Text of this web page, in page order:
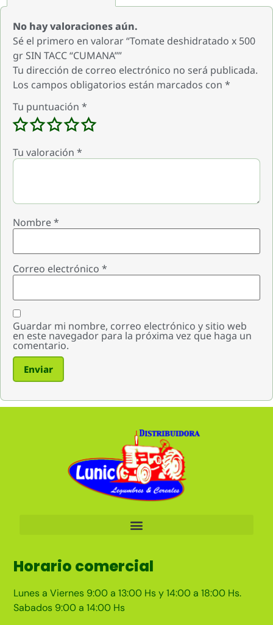
No hay valoraciones aún.
Sé el primero en valorar “Tomate deshidratado x 500
gr SIN TACC “CUMANA””
Tu dirección de correo electrónico no será publicada.
Los campos obligatorios están marcados con *
Tu puntuación *
Tu valoración *
Nombre*
Correo electrónico *
Guardar mi nombre, correo electrónico y sitio web
en este navegador para la próxima vez que haga un
comentario.
Horario comercial
Lunes a Viernes 9:00 a 13:00 Hs y 14:00 a 18:00 Hs.
Sabados 9:00 a 14:00 Hs